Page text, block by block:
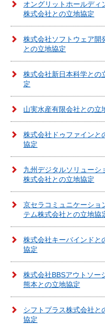
オングリットホールディ
株式会社との立地協定
株式会社ソフトウェア開
との立地協定
株式会社新日本科学との
定
山実水産有限会社との立
株式会社ドゥファインと
協定
九州デジタルソリューシ
株式会社との立地協定
京セラコミュニケーショ
テム株式会社との立地協
株式会社キーバインドと
協定
株式会社BBSアウトソー
熊本との立地協定
シフトプラス株式会社と
協定